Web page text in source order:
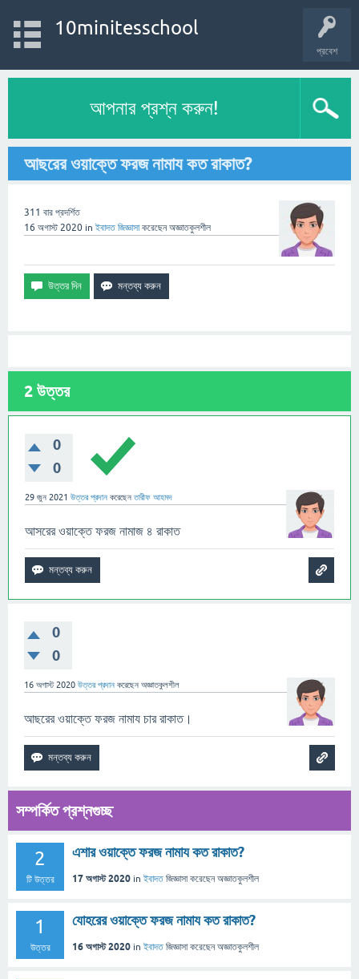
প্রবেশ
10minitesschool
আপনার প্রশ্ন করুন!
আছরের ওয়াক্তে ফরজ নামায কত রাকাত?
311 বার প্রদর্শিত
16 অগাস্ট 2020 in ইবাদত জিজ্ঞাসা করেছেনঅজ্ঞাতকুলশীল
2 উত্তর
0
0
29 জুন 2021 উত্তর প্রদান করেছেনতারীফ আহমদ
আসরের ওয়াক্তে ফরজ নামাজ ৪ রাকাত
0
0
16 অগাস্ট 2020 উত্তর প্রদান করেছেন অজ্ঞাতকুলশীল
আছরের ওয়াক্তে ফরজ নামায চার রাকাত।
সম্পর্কিত প্রশ্নগুচ্ছ
2
টি উত্তর
এশার ওয়াক্তে ফরজ নামায কত রাকাত?
17 অগাস্ট 2020 in ইবাদত জিজ্ঞাসা করেছেনঅজ্ঞাতকুলশীল
1
উত্তর
যোহরের ওয়াক্তে ফরজ নামায কত রাকাত?
16 অগাস্ট 2020 in ইবাদত জিজ্ঞাসা করেছেনঅজ্ঞাতকুলশীল